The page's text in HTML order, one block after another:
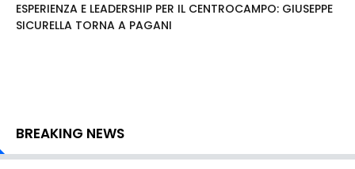
ESPERIENZA E LEADERSHIP PER IL CENTROCAMPO: GIUSEPPE
SICURELLA TORNA A PAGANI
BREAKING NEWS